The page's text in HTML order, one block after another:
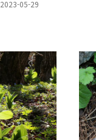
2023-05-29